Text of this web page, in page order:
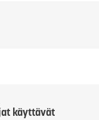
käyttävät